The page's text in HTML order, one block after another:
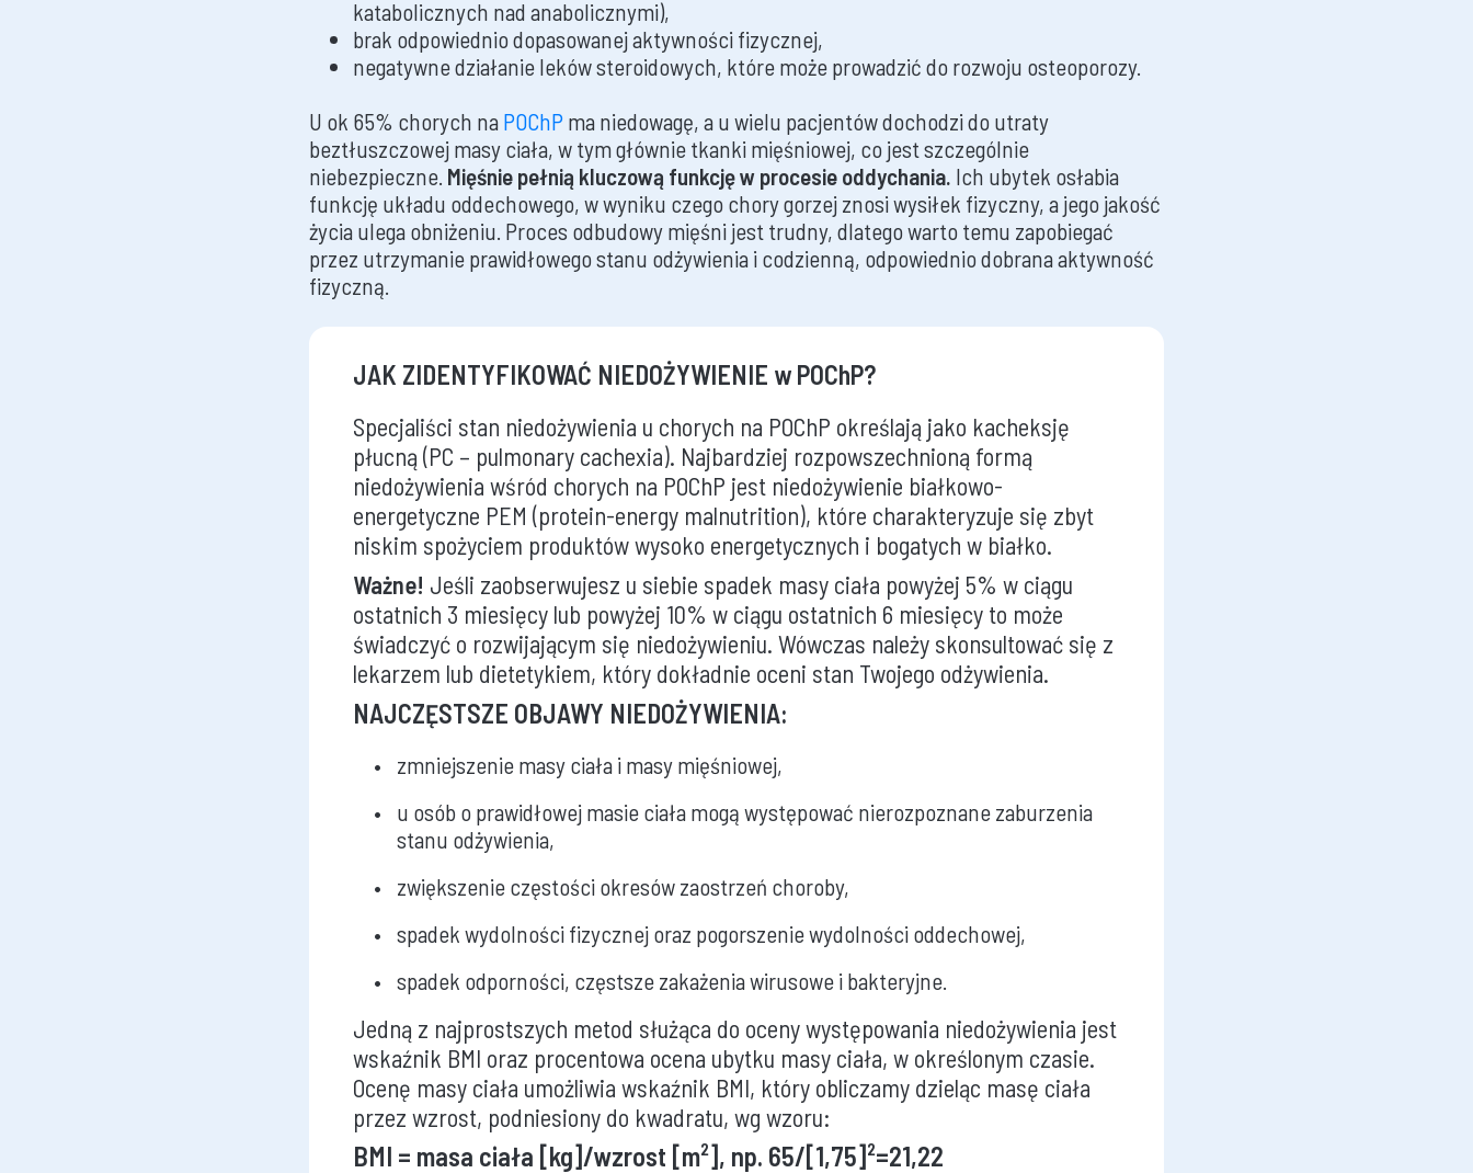
katabolicznych nad anabolicznymi),
brak odpowiednio dopasowanej aktywności fizycznej,
negatywne działanie leków steroidowych, które może prowadzić do rozwoju osteoporozy.
U ok 65% chorych na POChP ma niedowagę, a u wielu pacjentów dochodzi do utraty
beztłuszczowej masy ciała, w tym głównie tkanki mięśniowej, co jest szczególnie
niebezpieczne. Mięśnie pełnią kluczową funkcję w procesie oddychania. Ich ubytek osłabia
funkcję układu oddechowego, w wyniku czego chory gorzej znosi wysiłek fizyczny, a jego jakość
życia ulega obniżeniu. Proces odbudowy mięśni jest trudny, dlatego warto temu zapobiegać
przez utrzymanie prawidłowego stanu odżywienia i codzienną, odpowiednio dobrana aktywność
fizyczną.
JAK ZIDENTYFIKOWAĆ NIEDOŻYWIENIE w POChP?
Specjaliści stan niedożywienia u chorych na POChP określają jako kacheksję
płucną (PC – pulmonary cachexia). Najbardziej rozpowszechnioną formą
niedożywienia wśród chorych na POChP jest niedożywienie białkowo-
energetyczne PEM (protein-energy malnutrition), które charakteryzuje się zbyt
niskim spożyciem produktów wysoko energetycznych i bogatych w białko.
Ważne! Jeśli zaobserwujesz u siebie spadek masy ciała powyżej 5% w ciągu
ostatnich 3 miesięcy lub powyżej 10% w ciągu ostatnich 6 miesięcy to może
świadczyć o rozwijającym się niedożywieniu. Wówczas należy skonsultować się z
lekarzem lub dietetykiem, który dokładnie oceni stan Twojego odżywienia.
NAJCZĘSTSZE OBJAWY NIEDOŻYWIENIA:
zmniejszenie masy ciała i masy mięśniowej,
u osób o prawidłowej masie ciała mogą występować nierozpoznane zaburzenia
stanu odżywienia,
zwiększenie częstości okresów zaostrzeń choroby,
spadek wydolności fizycznej oraz pogorszenie wydolności oddechowej,
spadek odporności, częstsze zakażenia wirusowe i bakteryjne.
Jedną z najprostszych metod służąca do oceny występowania niedożywienia jest
wskaźnik BMI oraz procentowa ocena ubytku masy ciała, w określonym czasie.
Ocenę masy ciała umożliwia wskaźnik BMI, który obliczamy dzieląc masę ciała
przez wzrost, podniesiony do kwadratu, wg wzoru:
BMI = masa ciała [kg]/wzrost [m²], np. 65/[1,75]²=21,22